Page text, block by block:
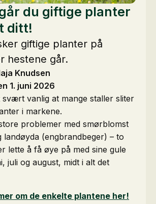
du giftige planter
ditt!
giftige planter på
hestene går.
Knudsen
1. juni 2026
svært vanlig at mange staller sliter
i markene.
problemer med smørblomst
landøyda (engbrandbeger) – to
lette å få øye på med sine gule
juli og august, midt i alt det
om de enkelte plantene her!